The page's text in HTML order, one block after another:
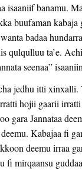
isaaniif banamu.
buufaman
badaa
qulqulluu ta’e.
seenaa”
jedhu itti xinxalli.
hojii gaarii
gara Jannataa
Kabajaa fi
deemu irraa
fi mirqaansu